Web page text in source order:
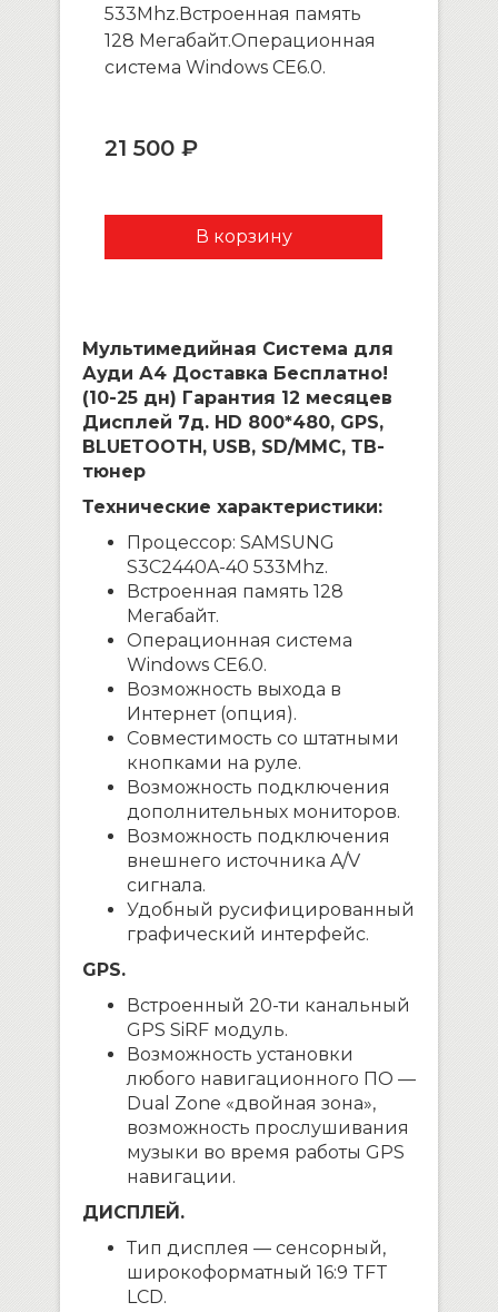
533Mhz.Встроенная память
128 Мегабайт.Операционная
система Windows CE6.0.
21 500 ₽
Мультимедийная Система для
Ауди А4 Доставка Бесплатно!
(10-25 дн) Гарантия 12 месяцев
Дисплей 7д. HD 800*480, GPS,
BLUETOOTH, USB, SD/MMC, ТВ-
тюнер
Технические характеристики:
Процессор: SAMSUNG
S3C2440A-40 533Mhz.
Встроенная память 128
Мегабайт.
Операционная система
Windows CE6.0.
Возможность выхода в
Интернет (опция).
Совместимость со штатными
кнопками на руле.
Возможность подключения
дополнительных мониторов.
Возможность подключения
внешнего источника A/V
сигнала.
Удобный русифицированный
графический интерфейс.
GPS.
Встроенный 20-ти канальный
GPS SiRF модуль.
Возможность установки
любого навигационного ПО —
Dual Zone «двойная зона»,
возможность прослушивания
музыки во время работы GPS
навигации.
ДИСПЛЕЙ.
Тип дисплея — сенсорный,
широкоформатный 16:9 TFT
LCD.